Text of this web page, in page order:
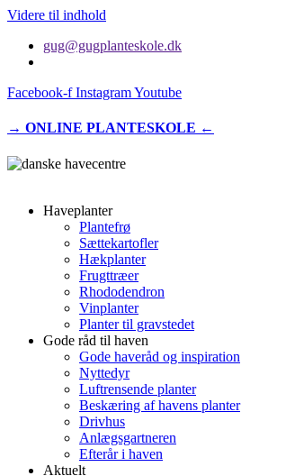
Videre til indhold
gug@gugplanteskole.dk
Facebook-f InstagramYoutube
→ ONLINE PLANTESKOLE ←
Haveplanter
Plantefrø
Sættekartofler
Hækplanter
Frugttræer
Rhododendron
Vinplanter
Planter til gravstedet
Gode råd til haven
Gode haveråd og inspiration
Nyttedyr
Luftrensende planter
Beskæring af havens planter
Drivhus
Anlægsgartneren
Efterår i haven
Aktuelt